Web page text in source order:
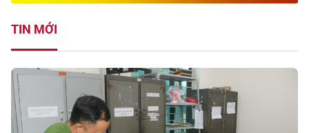
TIN MỚI